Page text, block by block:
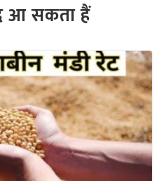
आ सकता हैं